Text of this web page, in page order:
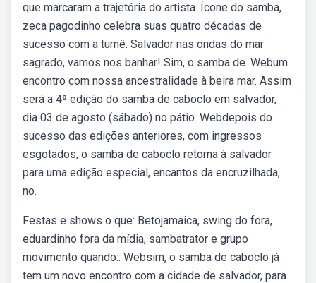
que marcaram a trajetória do artista. Ícone do samba,
zeca pagodinho celebra suas quatro décadas de
sucesso com a turnê. Salvador nas ondas do mar
sagrado, vamos nos banhar! Sim, o samba de. Webum
encontro com nossa ancestralidade à beira mar. Assim
será a 4ª edição do samba de caboclo em salvador,
dia 03 de agosto (sábado) no pátio. Webdepois do
sucesso das edições anteriores, com ingressos
esgotados, o samba de caboclo retorna à salvador
para uma edição especial, encantos da encruzilhada,
no.
Festas e shows o que: Betojamaica, swing do fora,
eduardinho fora da mídia, sambatrator e grupo
movimento quando:. Websim, o samba de caboclo já
tem um novo encontro com a cidade de salvador, para